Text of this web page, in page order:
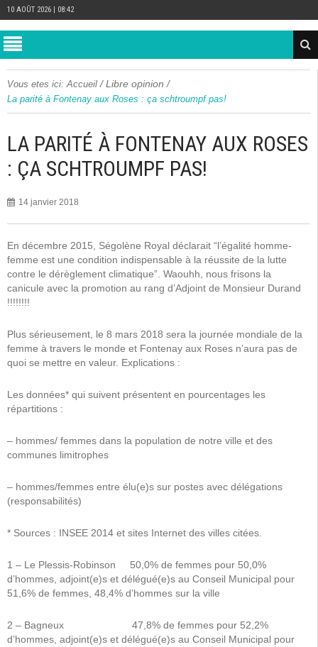
10 AOÛT 2026 | 08:42
Vous etes ici: Accueil /Libre opinion /
La parité à Fontenay aux Roses : ça schtroumpf pas!
LA PARITÉ À FONTENAY AUX ROSES
: ÇA SCHTROUMPF PAS!
14 janvier 2018
En décembre 2015, Ségolène Royal déclarait “l’égalité homme-
femme est une condition indispensable à la réussite de la lutte
contre le dérèglement climatique”. Waouhh, nous frisons la
canicule avec la promotion au rang d’Adjoint de Monsieur Durand
!!!!!!!!
Plus sérieusement, le 8 mars 2018 sera la journée mondiale de la
femme à travers le monde et Fontenay aux Roses n’aura pas de
quoi se mettre en valeur. Explications :
Les données* qui suivent présentent en pourcentages les
répartitions :
– hommes/ femmes dans la population de notre ville et des
communes limitrophes
– hommes/femmes entre élu(e)s sur postes avec délégations
(responsabilités)
* Sources : INSEE 2014 et sites Internet des villes citées.
1 – Le Plessis-Robinson 50,0% de femmes pour 50,0%
d’hommes, adjoint(e)s et délégué(e)s au Conseil Municipal pour
51,6% de femmes, 48,4% d’hommes sur la ville
2 – Bagneux 47,8% de femmes pour 52,2%
d’hommes, adjoint(e)s et délégué(e)s au Conseil Municipal pour